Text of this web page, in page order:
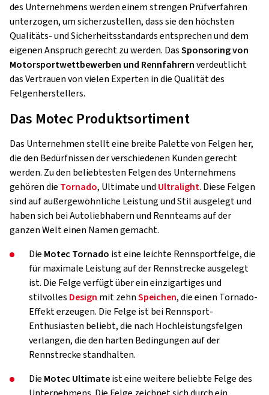
des Unternehmens werden einem strengen Prüfverfahren
unterzogen, um sicherzustellen, dass sie den höchsten
Qualitäts- und Sicherheitsstandards entsprechen und dem
eigenen Anspruch gerecht zu werden. DasSponsoring von
Motorsportwettbewerben und Rennfahrernverdeutlicht
das Vertrauen von vielen Experten in die Qualität des
Felgenherstellers.
Das Motec Produktsortiment
Das Unternehmen stellt eine breite Palette von Felgen her,
die den Bedürfnissen der verschiedenen Kunden gerecht
werden. Zu den beliebtesten Felgen des Unternehmens
gehören die Tornado, Ultimate und Ultralight. Diese Felgen
sind auf außergewöhnliche Leistung und Stil ausgelegt und
haben sich bei Autoliebhabern und Rennteams auf der
ganzen Welt einen Namen gemacht.
Die Motec Tornado ist eine leichte Rennsportfelge, die
für maximale Leistung auf der Rennstrecke ausgelegt
ist. Die Felge verfügt über ein einzigartiges und
stilvolles Design mit zehnSpeichen, die einen Tornado-
Effekt erzeugen. Die Felge ist bei Rennsport-
Enthusiasten beliebt, die nach Hochleistungsfelgen
verlangen, die den harten Bedingungen auf der
Rennstrecke standhalten.
Die Motec Ultimateist eine weitere beliebte Felge des